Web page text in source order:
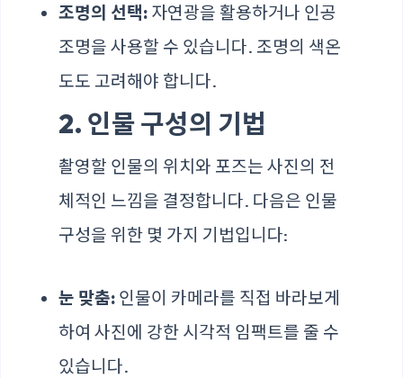
조명의 선택: 자연광을 활용하거나 인공
조명을 사용할 수 있습니다. 조명의 색온
도도 고려해야 합니다.
2. 인물 구성의 기법
촬영할 인물의 위치와 포즈는 사진의 전
체적인 느낌을 결정합니다. 다음은 인물
구성을 위한 몇 가지 기법입니다:
눈 맞춤: 인물이 카메라를 직접 바라보게
하여 사진에 강한 시각적 임팩트를 줄 수
있습니다.